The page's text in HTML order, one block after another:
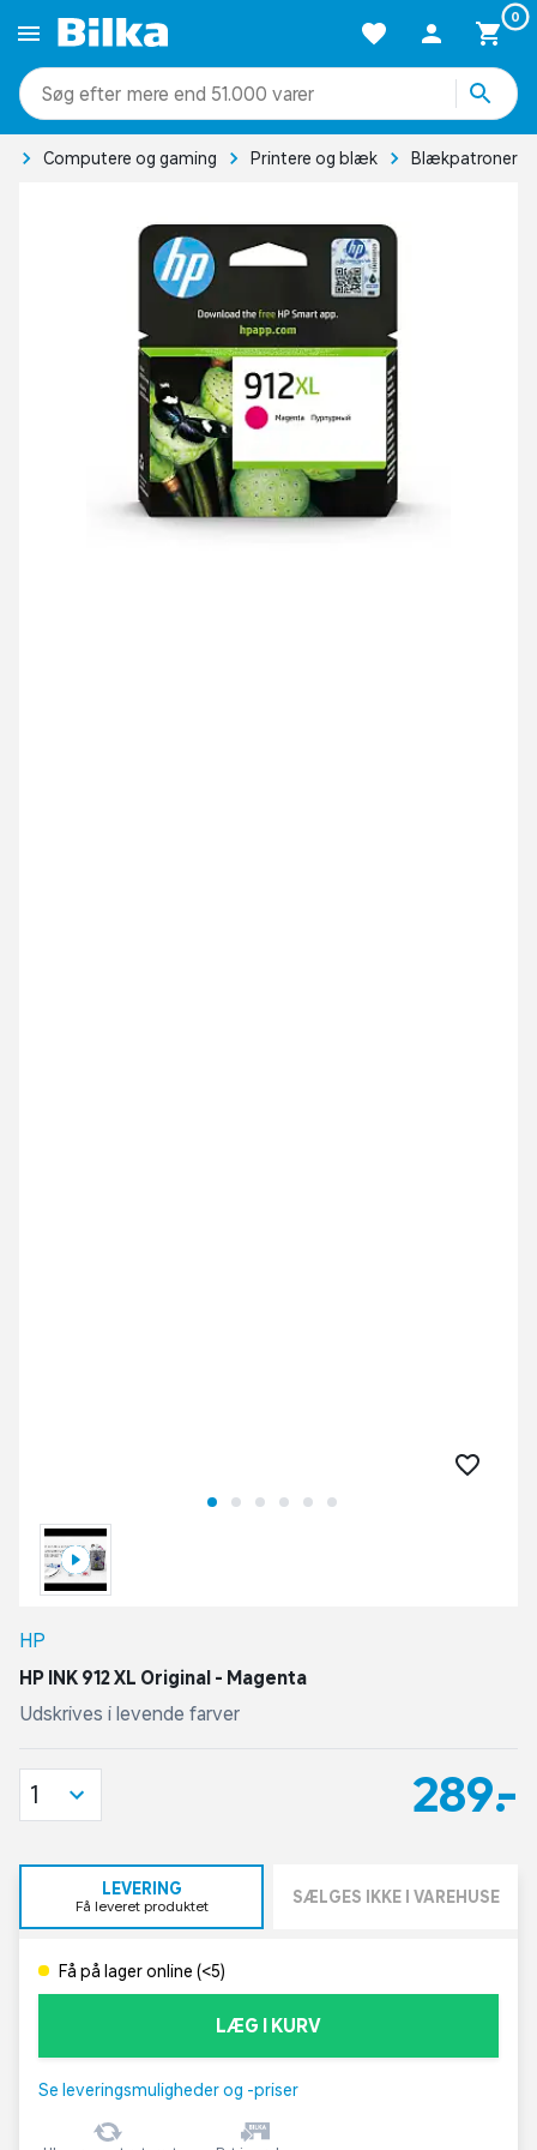
0
mere end 51.000 varer
Computere og gaming Printere og blæk Blækpatroner
HP
HP INK 912 XL Original - Magenta
Udskrives i levende farver
289,-
1
LEVERING
Få leveret produktet SÆLGES IKKE I VAREHUSE
Få på lager online (<5)
LÆG I KURV
Se leveringsmuligheder og -priser